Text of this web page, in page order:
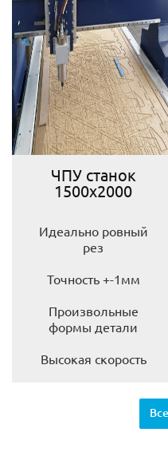
ЧПУ станок
1500х2000
Идеально ровный
рез
Точность +-1мм
Произвольные
формы детали
Высокая скорость